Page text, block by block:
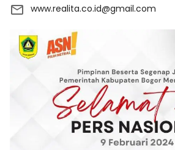
www.realita.co.id@gmail.com